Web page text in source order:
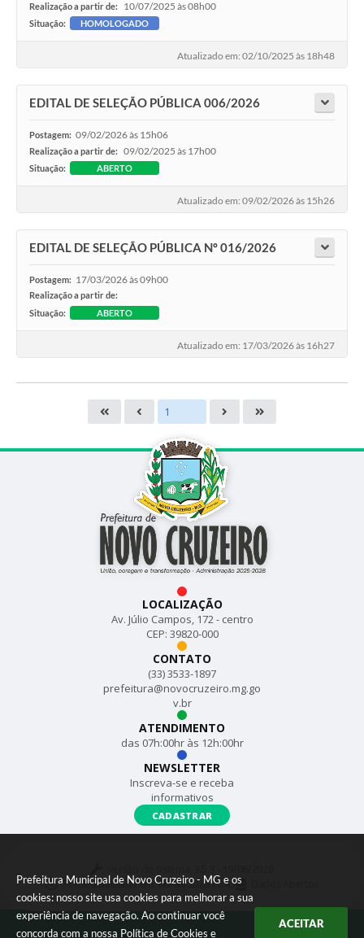
Prefeitura Municipal de Novo Cruzeiro - MG e os
cookies: nosso site usa cookies para melhorar a sua
experiência de navegação. Ao continuar você
concorda com a nossa Política de Cookies e
ACEITAR
Realização a partir de: 10/07/2025 às 08h00
Situação: HOMOLOGADO
Atualizado em: 02/10/2025 às 18h48
EDITAL DE SELEÇÃO PÚBLICA 006/2026
Postagem: 09/02/2026 às 15h06
Realização a partir de: 09/02/2025 às 17h00
Situação: ABERTO
Atualizado em: 09/02/2026 às 15h26
EDITAL DE SELEÇÃO PÚBLICA Nº 016/2026
Postagem: 17/03/2026 às 09h00
Realização a partir de:
Situação:
ABERTO
Atualizado em: 17/03/2026 às 16h27
LOCALIZAÇÃO
Av. Júlio Campos, 172 - centro
CEP: 39820-000
CONTATO
(33) 3533-1897
prefeitura@novocruzeiro.mg.go
v.br
ATENDIMENTO
das 07h:00hr às 12h:00hr
NEWSLETTER
Inscreva-se e receba
informativos
CADASTRAR
Portal atualizado em:06/08/2026 16:43